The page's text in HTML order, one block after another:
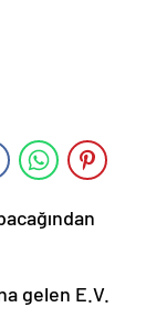
gelen E.V.